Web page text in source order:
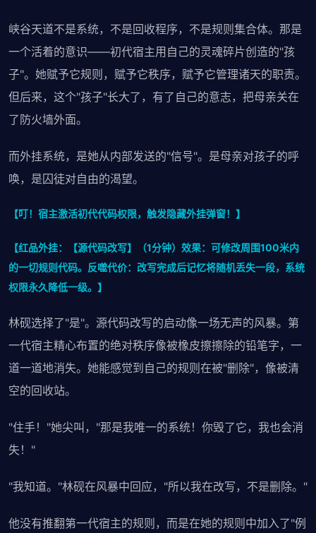
峡谷天道不是系统，不是回收程序，不是规则集合体。那是
一个活着的意识——初代宿主用自己的灵魂碎片创造的"孩
子"。她赋予它规则，赋予它秩序，赋予它管理诸天的职责。
但后来，这个"孩子"长大了，有了自己的意志，把母亲关在
了防火墙外面。
而外挂系统，是她从内部发送的"信号"。是母亲对孩子的呼
唤，是囚徒对自由的渴望。
【叮！宿主激活初代代码权限，触发隐藏外挂弹窗！】
【红品外挂：【源代码改写】（1分钟）效果：可修改周围100米内
的一切规则代码。反噬代价：改写完成后记忆将随机丢失一段，系统
权限永久降低一级。】
林砚选择了"是"。源代码改写的启动像一场无声的风暴。第
一代宿主精心布置的绝对秩序像被橡皮擦擦除的铅笔字，一
道一道地消失。她能感觉到自己的规则在被"删除"，像被清
空的回收站。
"住手！"她尖叫，"那是我唯一的系统！你毁了它，我也会消
失！"
"我知道。"林砚在风暴中回应，"所以我在改写，不是删除。"
他没有推翻第一代宿主的规则，而是在她的规则中加入了"例